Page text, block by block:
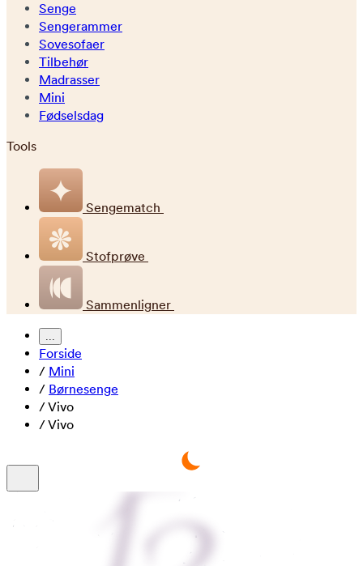
Senge
Sengerammer
Sovesofaer
Tilbehør
Madrasser
Mini
Fødselsdag
Tools
Sengematch
Stofprøve
Sammenligner
...
Forside
/ Mini
/ Børnesenge
/Vivo
/Vivo